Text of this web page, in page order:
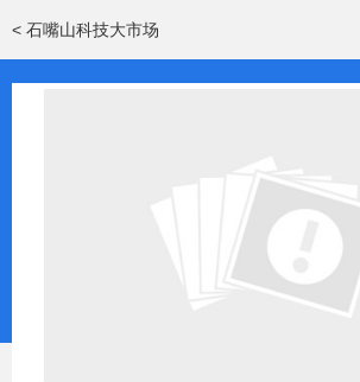
< 石嘴山科技大市场